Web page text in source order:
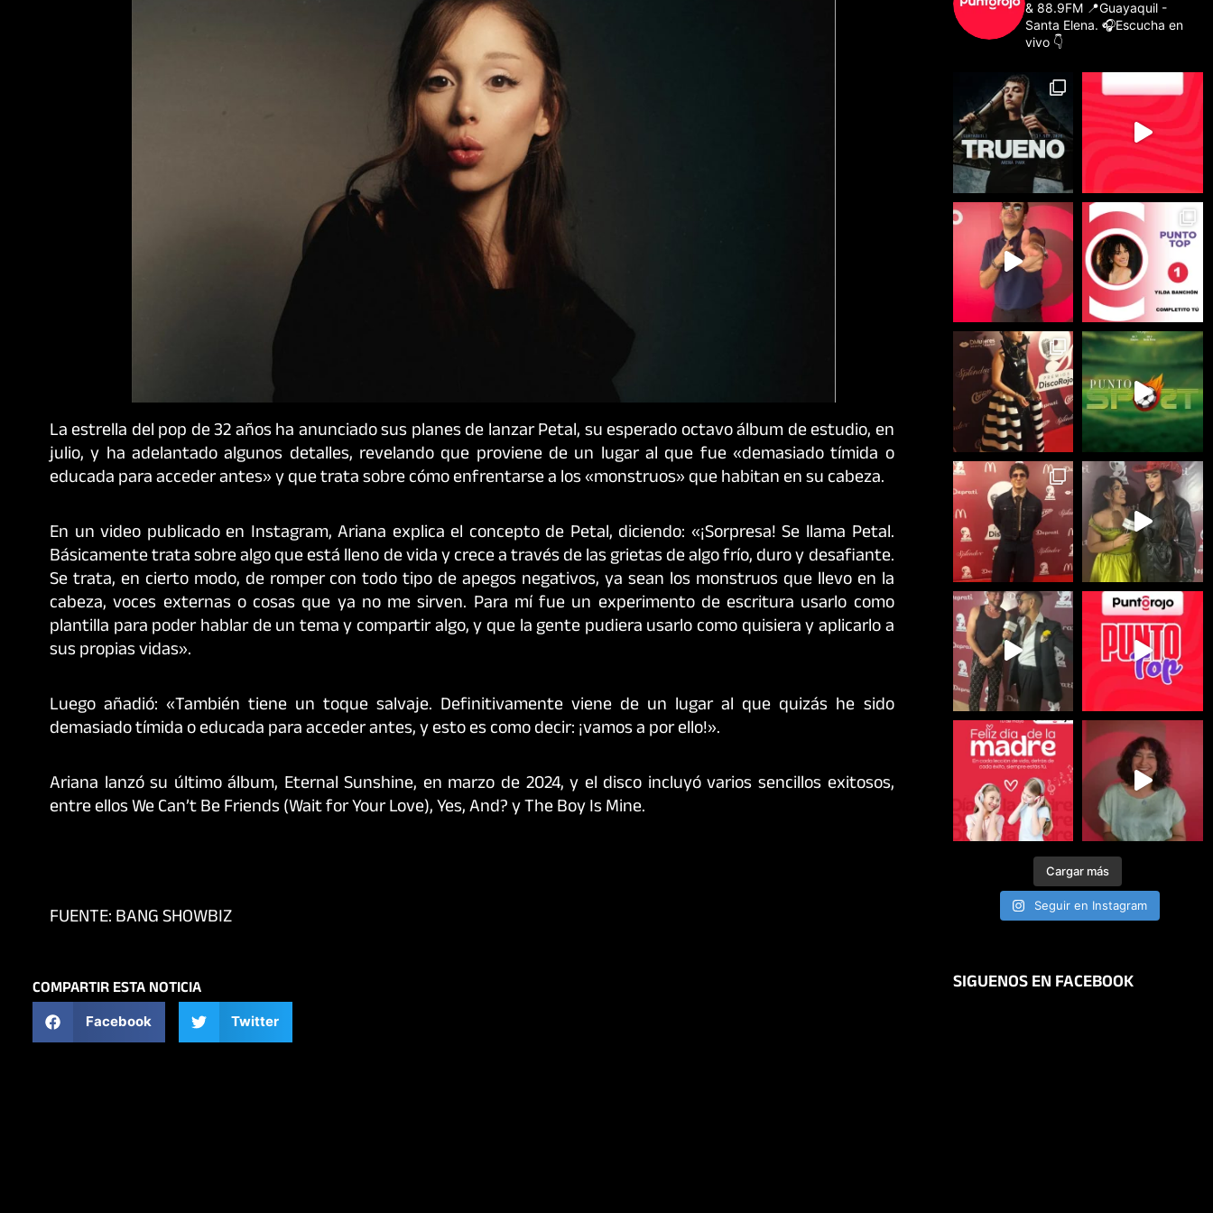
La estrella del pop de 32 años ha anunciado sus planes de lanzar Petal, su esperado octavo álbum de estudio, en
julio, y ha adelantado algunos detalles, revelando que proviene de un lugar al que fue «demasiado tímida o
educada para acceder antes» y que trata sobre cómo enfrentarse a los «monstruos» que habitan en su cabeza.
En un video publicado en Instagram, Ariana explica el concepto de Petal, diciendo: «¡Sorpresa! Se llama Petal.
Básicamente trata sobre algo que está lleno de vida y crece a través de las grietas de algo frío, duro y desafiante.
Se trata, en cierto modo, de romper con todo tipo de apegos negativos, ya sean los monstruos que llevo en la
cabeza, voces externas o cosas que ya no me sirven. Para mí fue un experimento de escritura usarlo como
plantilla para poder hablar de un tema y compartir algo, y que la gente pudiera usarlo como quisiera y aplicarlo a
sus propias vidas».
Luego añadió: «También tiene un toque salvaje. Definitivamente viene de un lugar al que quizás he sido
demasiado tímida o educada para acceder antes, y esto es como decir: ¡vamos a por ello!».
Ariana lanzó su último álbum, Eternal Sunshine, en marzo de 2024, y el disco incluyó varios sencillos exitosos,
entre ellos We Can’t Be Friends (Wait for Your Love), Yes, And? y The Boy Is Mine.
FUENTE: BANG SHOWBIZ
COMPARTIR ESTA NOTICIA
Facebook Twitter
& 88.9FM📍Guayaquil -
Santa Elena. 🎧Escucha en
vivo 👇
Cargar más
Seguir en Instagram
SIGUENOS EN FACEBOOK